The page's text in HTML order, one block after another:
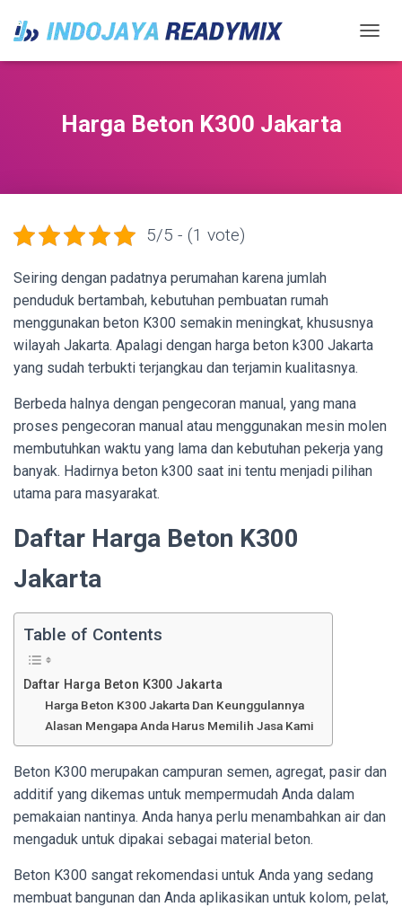
Harga Beton K300 Jakarta
5/5 - (1 vote)
Seiring dengan padatnya perumahan karena jumlah
penduduk bertambah, kebutuhan pembuatan rumah
menggunakan beton K300 semakin meningkat, khususnya
wilayah Jakarta. Apalagi dengan harga beton k300 Jakarta
yang sudah terbukti terjangkau dan terjamin kualitasnya.
Berbeda halnya dengan pengecoran manual, yang mana
proses pengecoran manual atau menggunakan mesin molen
membutuhkan waktu yang lama dan kebutuhan pekerja yang
banyak. Hadirnya beton k300 saat ini tentu menjadi pilihan
utama para masyarakat.
Daftar Harga Beton K300
Jakarta
Table of Contents
Daftar Harga Beton K300 Jakarta
Harga Beton K300 Jakarta Dan Keunggulannya
Alasan Mengapa Anda Harus Memilih Jasa Kami
Beton K300 merupakan campuran semen, agregat, pasir dan
additif yang dikemas untuk mempermudah Anda dalam
pemakaian nantinya. Anda hanya perlu menambahkan air dan
mengaduk untuk dipakai sebagai material beton.
Beton K300 sangat rekomendasi untuk Anda yang sedang
membuat bangunan dan Anda aplikasikan untuk kolom, pelat,